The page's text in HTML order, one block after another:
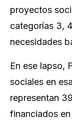
proyectos
categorías 3,
necesidades
En ese lapso,
sociales en
representan
financiados